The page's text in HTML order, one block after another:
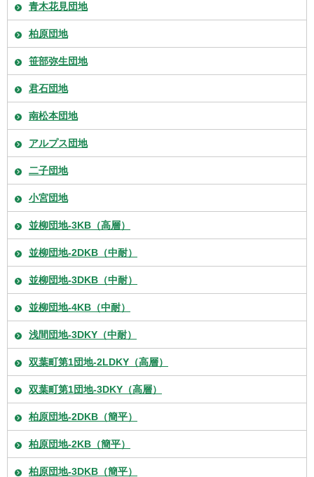
青木花見団地
柏原団地
笹部弥生団地
君石団地
南松本団地
アルプス団地
二子団地
小宮団地
並柳団地-3KB（高層）
並柳団地-2DKB（中耐）
並柳団地-3DKB（中耐）
並柳団地-4KB（中耐）
浅間団地-3DKY（中耐）
双葉町第1団地-2LDKY（高層）
双葉町第1団地-3DKY（高層）
柏原団地-2DKB（簡平）
柏原団地-2KB（簡平）
柏原団地-3DKB（簡平）